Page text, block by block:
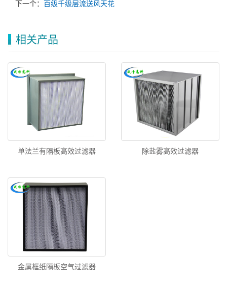
下一个： 百级千级层流送风天花
相关产品
单法兰有隔板高效过滤器 除盐雾高效过滤器
金属框纸隔板空气过滤器